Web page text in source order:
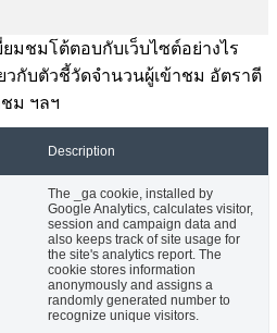
ยมชมโต้ตอบกับเว็บไซต์อย่างไร
กับตัวชี้วัดจำนวนผู้เข้าชม อัตราตี
ม ฯลฯ
Description
The _ga cookie, installed by
Google Analytics, calculates visitor,
session and campaign data and
also keeps track of site usage for
the site's analytics report. The
cookie stores information
anonymously and assigns a
randomly generated number to
recognize unique visitors.